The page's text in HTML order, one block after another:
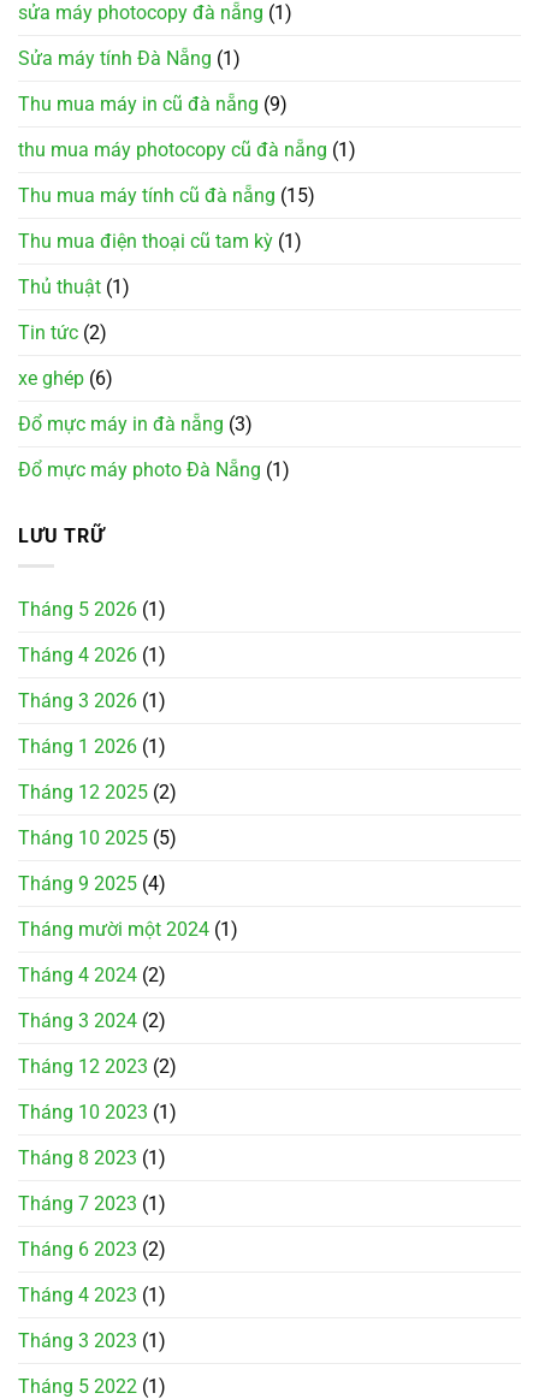
sửa máy photocopy đà nẵng (1)
Sửa máy tính Đà Nẵng (1)
Thu mua máy in cũ đà nẵng (9)
thu mua máy photocopy cũ đà nẵng (1)
Thu mua máy tính cũ đà nẵng (15)
Thu mua điện thoại cũ tam kỳ (1)
Thủ thuật (1)
Tin tức (2)
xe ghép (6)
Đổ mực máy in đà nẵng (3)
Đổ mực máy photo Đà Nẵng (1)
LƯU TRỮ
Tháng 5 2026 (1)
Tháng 4 2026 (1)
Tháng 3 2026 (1)
Tháng 1 2026 (1)
Tháng 12 2025 (2)
Tháng 10 2025 (5)
Tháng 9 2025 (4)
Tháng mười một 2024 (1)
Tháng 4 2024 (2)
Tháng 3 2024 (2)
Tháng 12 2023 (2)
Tháng 10 2023 (1)
Tháng 8 2023 (1)
Tháng 7 2023 (1)
Tháng 6 2023 (2)
Tháng 4 2023 (1)
Tháng 3 2023 (1)
Tháng 5 2022 (1)